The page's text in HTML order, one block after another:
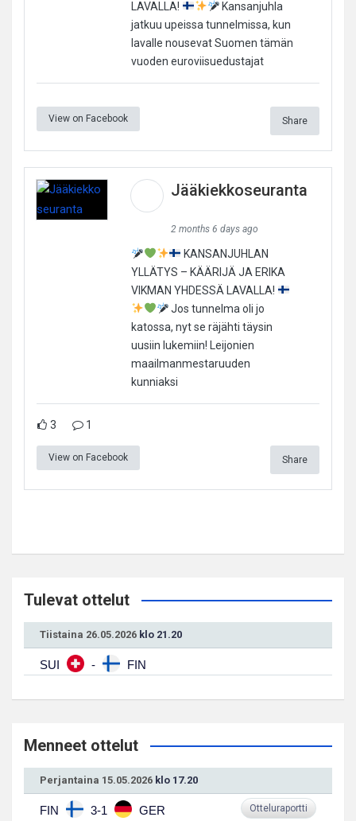
LAVALLA!
Kansanjuhla
jatkuu upeissa tunnelmissa, kun
lavalle nousevat Suomen tämän
vuoden euroviisuedustajat
View on Facebook Share
Jääkiekkoseuranta
2 months 6 days ago
KANSANJUHLAN
YLLÄTYS – KÄÄRIJÄ JA ERIKA
VIKMAN YHDESSÄ LAVALLA!
Jos tunnelma oli jo
katossa, nyt se räjähti täysin
uusiin lukemiin! Leijonien
maailmanmestaruuden
kunniaksi
3 1
View on Facebook Share
Tulevat ottelut
Tiistaina 26.05.2026 klo 21.20
SUI - FIN
Menneet ottelut
Perjantaina 15.05.2026 klo 17.20
FIN 3-1 GER Otteluraportti